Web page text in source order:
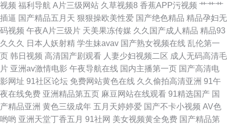
合集久久 91传媒拍的视频免费观看 www超碰蜜桃 伊人色爱影院 肏屄四虎
美女总站 午夜天堂精品久 91色女啪啪 国产成人精品一 日韩东京热99 91白
嫩视频精品 av网站在线看不卡 九一色对白 99人与兽 影音先锋Av综合资源
91极品福利姬 超碰91地址 久1免费视频 久久密欧洲 亚洲永久精品国产 岛国
高清区一区二在线 黄色小视频fft 91she在线 俺去也俺去射 老司机免费福利院
视频 福利导航 A片三级网站 久草视频8 香蕉APP污视频 艹艹艹
插逼 国产精品五月天 狠狠操欧美性爱 国产绝色精品 精品孕妇无
码视频 午夜A片三级片 天美果冻传媒 久久国产成人精品 精品93
久久久
日本人妖射精 学生妹avav 国产熟女视频在线 乱伦第一
页 韩日视频 高清国产剧观看 人妻少妇视频二区 成人无码高清毛
片 亚洲av激情电影 午夜导航在线 国内主播第一页 国产高清电
影网址 91社区论坛 免费网站黄色在线 久久偷拍高清亚洲 91午
夜在线免费 亚洲精品第五页 麻豆网站在线观看 91精选国产 国
产精品亚洲 黄色三级成年 五月天婷婷爱 国产不卡小视频 AV色
哟哟 亚洲天堂丁香五月 91社网 美女视频黄全免费 国产精品第